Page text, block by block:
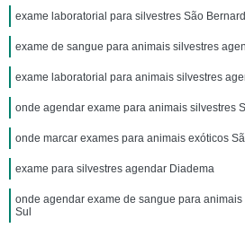
exame laboratorial para silvestres São
exame de sangue para animais silvestres
exame laboratorial para animais silvestres
onde agendar exame para animais silvestres
onde marcar exames para animais exóticos
exame para silvestres agendar Diadema
onde agendar exame de sangue para
Sul